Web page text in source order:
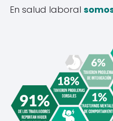
En salud laboral